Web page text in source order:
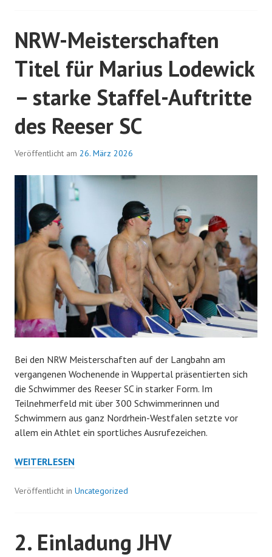
NRW-Meisterschaften
Titel für Marius Lodewick
– starke Staffel-Auftritte
des Reeser SC
Veröffentlicht am 26. März 2026
Bei den NRW Meisterschaften auf der Langbahn am
vergangenen Wochenende in Wuppertal präsentierten sich
die Schwimmer des Reeser SC in starker Form. Im
Teilnehmerfeld mit über 300 Schwimmerinnen und
Schwimmern aus ganz Nordrhein-Westfalen setzte vor
allem ein Athlet ein sportliches Ausrufezeichen.
NRW-
TITEL
LODEWICK
–
WEITERLESEN
Veröffentlicht in Uncategorized
2. Einladung JHV